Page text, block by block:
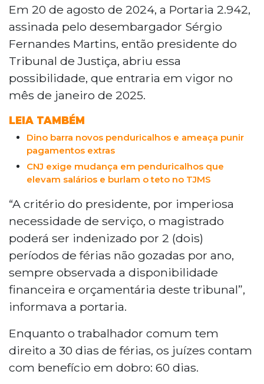
Sul revogou a portaria que permitia aos
magistrados a venda de até 60 dias de
férias anuais. A decisão cumpre as novas
normas do Conselho Nacional de Justiça
e do Conselho Nacional do Ministério
Público, que limitam a indenização de
férias não gozadas a 30 dias por exercício.
determinação do Supremo Tribunal
Federal, que estabelece que gratificações
e auxílios não devem ultrapassar 35 por
cento do subsídio mensal.
Em 20 de agosto de 2024, a Portaria 2.942,
assinada pelo desembargador Sérgio
Fernandes Martins, então presidente do
Tribunal de Justiça, abriu essa
possibilidade, que entraria em vigor no
mês de janeiro de 2025.
LEIA TAMBÉM
Dino barra novos penduricalhos e ameaça punir
pagamentos extras
CNJ exige mudança em penduricalhos que
elevam salários e burlam o teto no TJMS
“A critério do presidente, por imperiosa
necessidade de serviço, o magistrado
poderá ser indenizado por 2 (dois)
períodos de férias não gozadas por ano,
sempre observada a disponibilidade
financeira e orçamentária deste tribunal”,
informava a portaria.
Enquanto o trabalhador comum tem
direito a 30 dias de férias, os juízes contam
com benefício em dobro: 60 dias.